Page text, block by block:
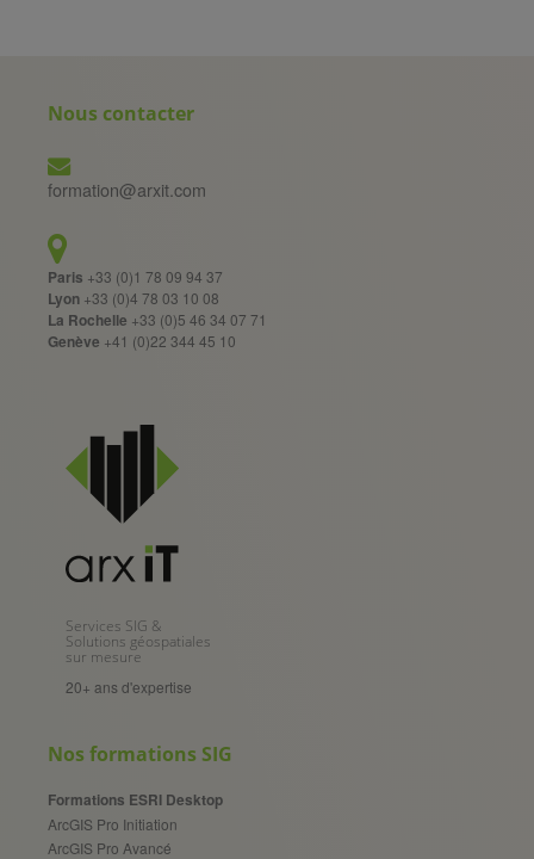
Nous contacter
formation@arxit.com
Paris +33 (0)1 78 09 94 37
Lyon +33 (0)4 78 03 10 08
La Rochelle +33 (0)5 46 34 07 71
Genève +41 (0)22 344 45 10
Services SIG &
Solutions géospatiales
sur mesure
20+ ans d'expertise
Nos formations SIG
Formations ESRI Desktop
ArcGIS Pro Initiation
ArcGIS Pro Avancé